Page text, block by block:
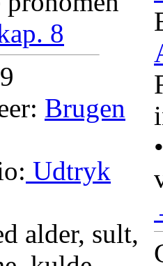
8
Brugen
Udtryk
alder, sult,